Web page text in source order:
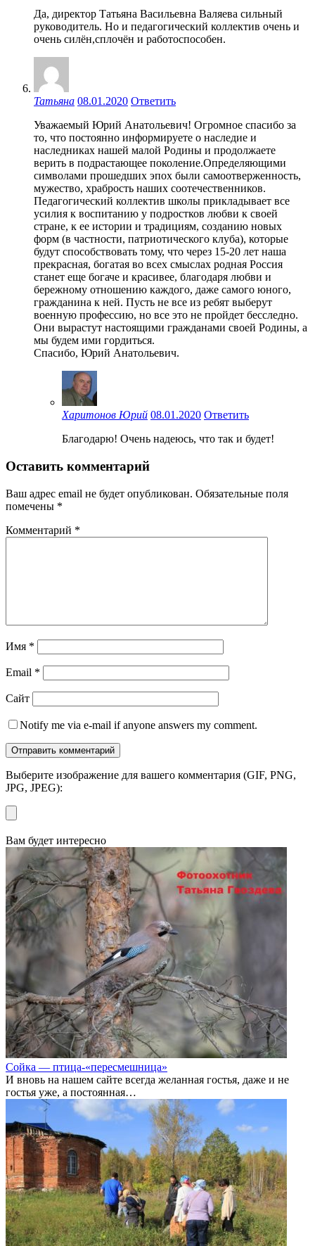
Да, директор Татьяна Васильевна Валяева сильный
руководитель. Но и педагогический коллектив очень и
очень силён,сплочён и работоспособен.
Татьяна 08.01.2020 Ответить
Уважаемый Юрий Анатольевич! Огромное спасибо за
то, что постоянно информируете о наследие и
наследниках нашей малой Родины и продолжаете
верить в подрастающее поколение.Определяющими
символами прошедших эпох были самоотверженность,
мужество, храбрость наших соотечественников.
Педагогический коллектив школы прикладывает все
усилия к воспитанию у подростков любви к своей
стране, к ее истории и традициям, созданию новых
форм (в частности, патриотического клуба), которые
будут способствовать тому, что через 15-20 лет наша
прекрасная, богатая во всех смыслах родная Россия
станет еще богаче и красивее, благодаря любви и
бережному отношению каждого, даже самого юного,
гражданина к ней. Пусть не все из ребят выберут
военную профессию, но все это не пройдет бесследно.
Они вырастут настоящими гражданами своей Родины, а
мы будем ими гордиться.
Спасибо, Юрий Анатольевич.
Харитонов Юрий 08.01.2020 Ответить
Благодарю! Очень надеюсь, что так и будет!
Оставить комментарий
Ваш адрес email не будет опубликован. Обязательные поля
помечены *
Комментарий *
Имя *
Email *
Сайт
Notify me via e-mail if anyone answers my comment.
Выберите изображение для вашего комментария (GIF, PNG,
JPG, JPEG):
Вам будет интересно
Сойка — птица-«пересмешница»
И вновь на нашем сайте всегда желанная гостья, даже и не
гостья уже, а постоянная…